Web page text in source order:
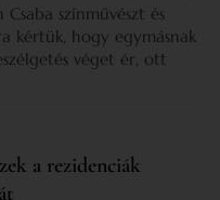
színművészt és
kértük, hogy egymásnak
véget ér, ott
a rezidenciák